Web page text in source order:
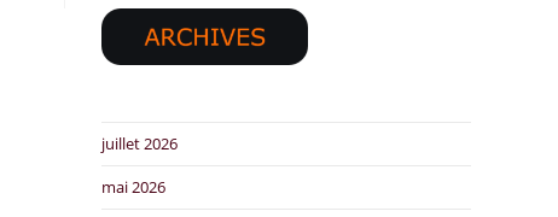
juillet 2026
mai 2026